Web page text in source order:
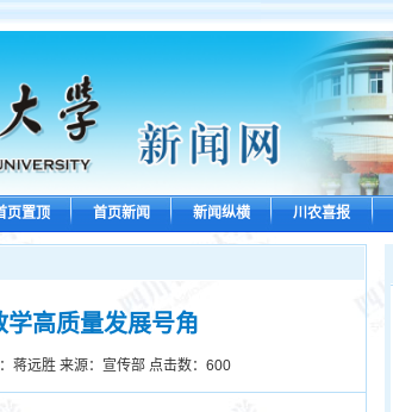
页置顶 首页新闻 新闻纵横 川农喜报
高质量发展号角
蒋远胜 来源：宣传部 点击数： 600